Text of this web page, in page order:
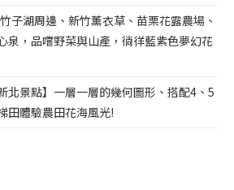
子湖周邊、新竹薰衣草、苗栗花露農場、
泉，品嚐野菜與山產，徜徉藍紫色夢幻花
北景點】一層一層的幾何圖形、搭配4、5
田體驗農田花海風光!